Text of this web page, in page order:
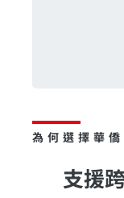
為何選擇華僑
支援